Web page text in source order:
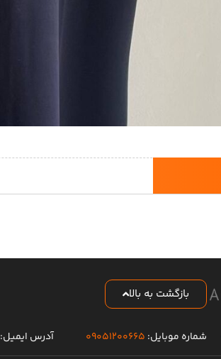
بازگشت به بالا
شماره موبایل: ۰۹۰۵۱۲۰۰۶۶۵ آدرس ایمیل: